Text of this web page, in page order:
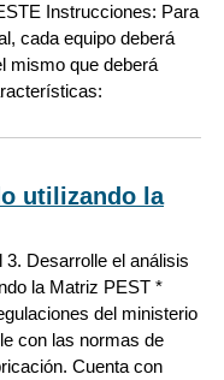
Instrucciones: Para
cada equipo deberá
mismo que deberá
utilizando la
3. Desarrolle el análisis
la Matriz PEST *
del ministerio
con las normas de
Cuenta con